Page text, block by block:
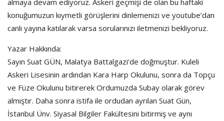
almaya devam ediyoruz. Askeri geçmişi de olan bu haftaki
konuğumuzun kıymetli görüşlerini dinlemenizi ve youtube’dan
canlı yayına katılarak varsa sorularınızı iletmenizi bekliyoruz.
Yazar Hakkında:
Sayın Suat GÜN, Malatya Battalgazi’de doğmuştur. Kuleli
Askeri Lisesinin ardından Kara Harp Okulunu, sonra da Topçu
ve Füze Okulunu bitirerek Ordumuzda Subay olarak görev
almıştır. Daha sonra istifa ile ordudan ayrılan Suat Gün,
İstanbul Ünv. Siyasal Bilgiler Fakültesini bitirmiş ve aynı